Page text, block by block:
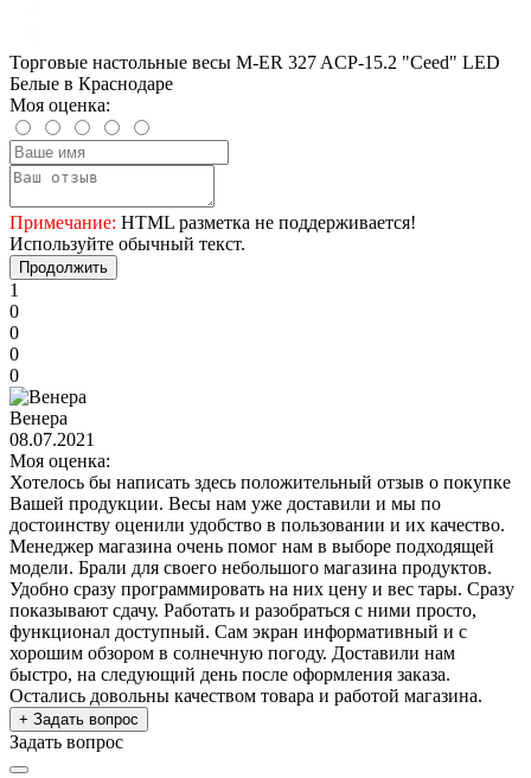
Торговые настольные весы M-ER 327 ACP-15.2 "Ceed" LED
Белые в Краснодаре
Моя оценка:
Примечание: HTML разметка не поддерживается!
Используйте обычный текст.
Продолжить
1
0
0
0
0
Венера
08.07.2021
Моя оценка:
Хотелось бы написать здесь положительный отзыв о покупке
Вашей продукции. Весы нам уже доставили и мы по
достоинству оценили удобство в пользовании и их качество.
Менеджер магазина очень помог нам в выборе подходящей
модели. Брали для своего небольшого магазина продуктов.
Удобно сразу программировать на них цену и вес тары. Сразу
показывают сдачу. Работать и разобраться с ними просто,
функционал доступный. Сам экран информативный и с
хорошим обзором в солнечную погоду. Доставили нам
быстро, на следующий день после оформления заказа.
Остались довольны качеством товара и работой магазина.
+ Задать вопрос
Задать вопрос